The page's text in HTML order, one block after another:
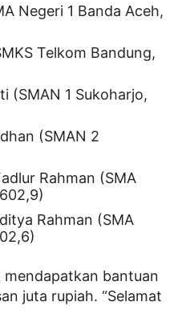
Negeri 1 Banda Aceh,
Telkom Bandung,
(SMAN 1 Sukoharjo,
(SMAN 2
Rahman (SMA
Rahman (SMA
mendapatkan bantuan
juta rupiah. “Selamat